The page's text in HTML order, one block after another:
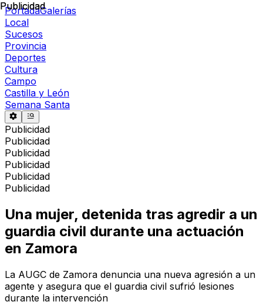
PortadaGalerías
Local
Sucesos
Provincia
Deportes
Cultura
Campo
Castilla y León
Semana Santa
Publicidad
Publicidad
Publicidad
Publicidad
Publicidad
Publicidad
Publicidad
Una mujer, detenida tras agredir a un
guardia civil durante una actuación
en Zamora
La AUGC de Zamora denuncia una nueva agresión a un
agente y asegura que el guardia civil sufrió lesiones
durante la intervención
Publicidad